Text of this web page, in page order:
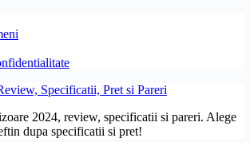
Specificatii, Pret si Pareri
2024, review, specificatii si pareri. Alege
dupa specificatii si pret!